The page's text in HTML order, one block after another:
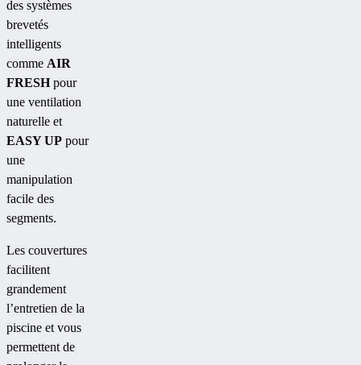
des systèmes
brevetés
intelligents
comme AIR
FRESHpour
une ventilation
naturelle et
EASY UP pour
une
manipulation
facile des
segments.
Les couvertures
facilitent
grandement
l’entretien de la
piscine et vous
permettent de